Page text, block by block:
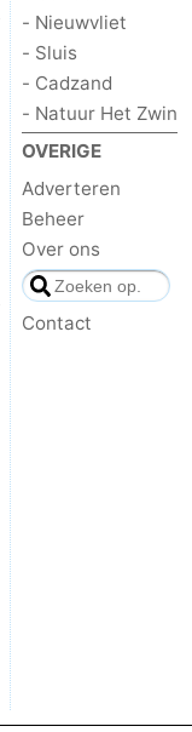
- Nieuwvliet
- Sluis
- Cadzand
- Natuur Het Zwin
OVERIGE
Adverteren
Beheer
Over ons
Contact